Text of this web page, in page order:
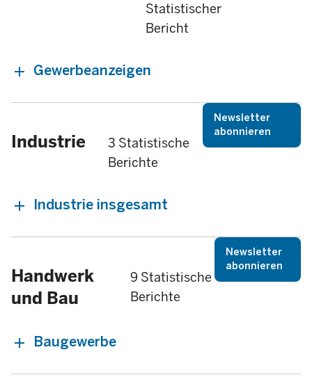
Statistischer
Bericht
Gewerbeanzeigen
Industrie
3 Statistische
Berichte
Newsletter
abonnieren
Industrie insgesamt
Handwerk
und Bau
9 Statistische
Berichte
Newsletter
abonnieren
Baugewerbe